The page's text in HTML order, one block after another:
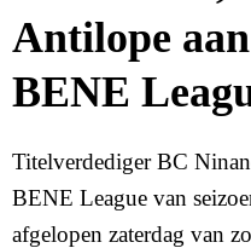
Antilope
BENE
Titelverdediger BC
BENE League van
afgelopen zaterdag van